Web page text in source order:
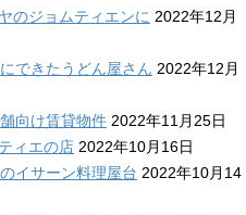
のジョムティエンに 2022年12月
できたうどん屋さん 2022年12月
向け賃貸物件 2022年11月25日
ィエの店 2022年10月16日
イサーン料理屋台 2022年10月14